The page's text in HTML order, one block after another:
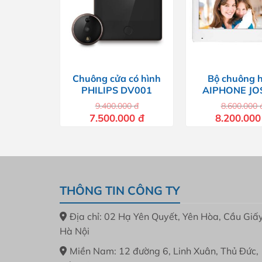
Chuông cửa có hình
PHILIPS DV001
9.400.000đ
Giá
gốc
7.500.000 đGiá
hiện
Bộ chuông
AIPHONE
8.600.000
Giá
gốc
8.200.000
THÔNG TIN CÔNG TY
Địa chỉ: 02 Hạ Yên Quyết, Yên Hòa, Cầu
Hà Nội
Miền Nam: 12 đường 6, Linh Xuân, Thủ Đức,